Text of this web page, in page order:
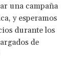
una campaña
y esperamos
durante los
de